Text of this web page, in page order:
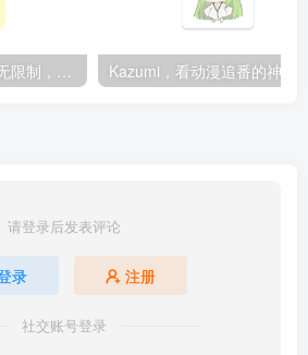
鸭趣听书，付费资源无限制，内置多书源
请登录后发表评论
录 注册
社交账号登录